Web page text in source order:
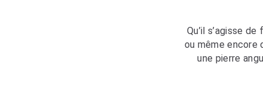
Qu’il s’agisse
ou même encore
une pierre